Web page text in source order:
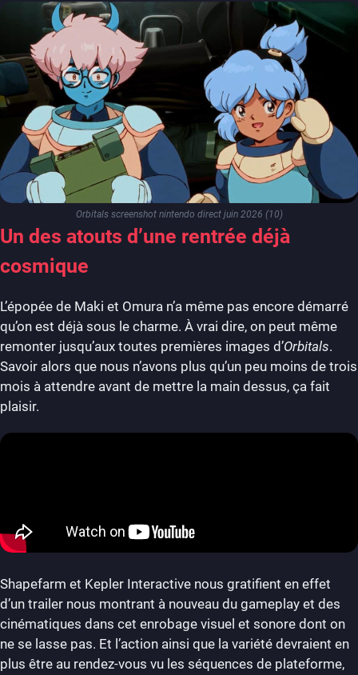
Orbitals screenshot nintendo direct juin 2026 (10)
Un des atouts d’une rentrée déjà
cosmique
L’épopée de Maki et Omura n’a même pas encore démarré
qu’on est déjà sous le charme. À vrai dire, on peut même
remonter jusqu’aux toutes premières images d’Orbitals.
Savoir alors que nous n’avons plus qu’un peu moins de trois
mois à attendre avant de mettre la main dessus, ça fait
plaisir.
Shapefarm et Kepler Interactive nous gratifient en effet
d’un trailer nous montrant à nouveau du gameplay et des
cinématiques dans cet enrobage visuel et sonore dont on
ne se lasse pas. Et l’action ainsi que la variété devraient en
plus être au rendez-vous vu les séquences de plateforme,